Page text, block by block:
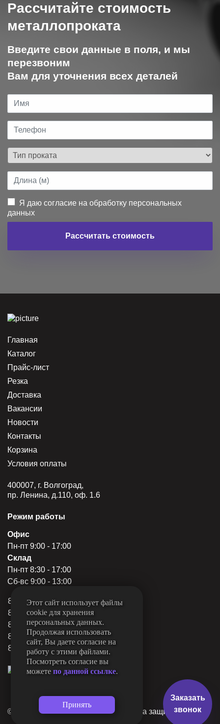
Рассчитайте стоимость
металлопроката
Введите свои данные в поля, и мы
перезвоним
Вам для уточнения всех деталей
Я даю согласие на обработку персональных
данных
Рассчитать стоимость
Главная
Каталог
Прайс-лист
Резка
Доставка
Вакансии
Новости
Контакты
Корзина
Условия оплаты
400007, г. Волгоград,
пр. Ленина, д.110, оф. 1.6
Режим работы
Офис
Пн-пт 9:00 - 17:00
Склад
Пн-пт 8:30 - 17:00
Сб-вс 9:00 - 13:00
8 (844) 249-22-78
8 (844) 249-22-79
8 (844) 249-31-80
8 (962) 760-15-11
8 (927) 510-15-11
© «МеталлКомплект» 2026, Все права защищены
Заказать
звонок
Этот сайт использует файлы
cookie для хранения
персональных данных.
Продолжая использовать
сайт, Вы даете согласие на
работу с этими файлами.
Посмотреть согласие вы
можетепо данной ссылке.